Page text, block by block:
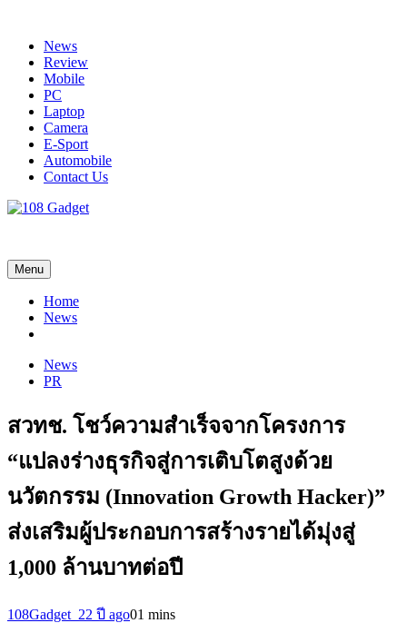
contentNews
Review
Mobile
PC
Laptop
Camera
E-Sport
Automobile
Contact Us
Menu
Home
News
News
PR
สวทช. โชว์ความสำเร็จจากโครงการ
“แปลงร่างธุรกิจสู่การเติบโตสูงด้วย
นวัตกรรม (Innovation Growth Hacker)”
ส่งเสริมผู้ประกอบการสร้างรายได้มุ่งสู่
1,000 ล้านบาทต่อปี
108Gadget_22 ปี ago01 mins